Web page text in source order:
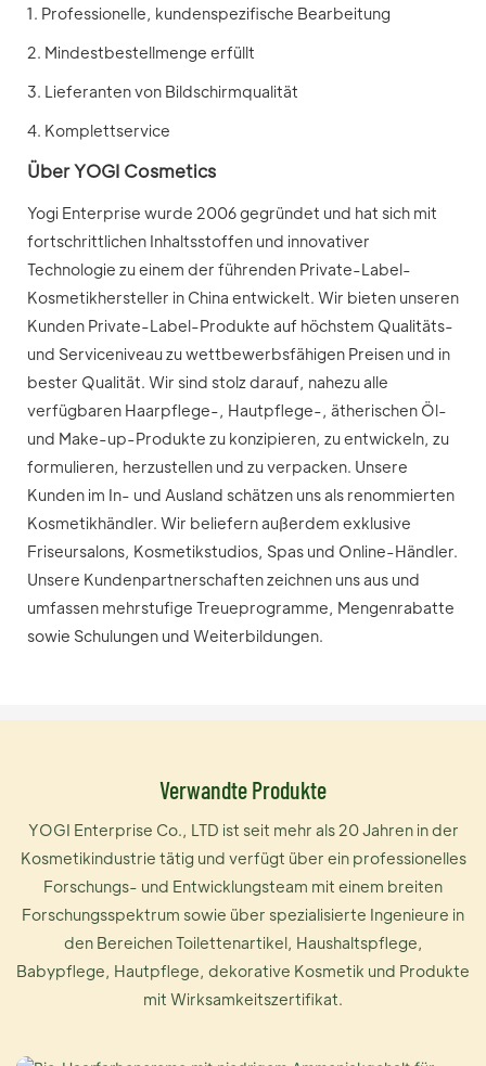
1. Professionelle, kundenspezifische Bearbeitung
2. Mindestbestellmenge erfüllt
3. Lieferanten von Bildschirmqualität
4. Komplettservice
Über YOGI Cosmetics
Yogi Enterprise wurde 2006 gegründet und hat sich mit
fortschrittlichen Inhaltsstoffen und innovativer
Technologie zu einem der führenden Private-Label-
Kosmetikhersteller in China entwickelt. Wir bieten unseren
Kunden Private-Label-Produkte auf höchstem Qualitäts-
und Serviceniveau zu wettbewerbsfähigen Preisen und in
bester Qualität. Wir sind stolz darauf, nahezu alle
verfügbaren Haarpflege-, Hautpflege-, ätherischen Öl-
und Make-up-Produkte zu konzipieren, zu entwickeln, zu
formulieren, herzustellen und zu verpacken. Unsere
Kunden im In- und Ausland schätzen uns als renommierten
Kosmetikhändler. Wir beliefern außerdem exklusive
Friseursalons, Kosmetikstudios, Spas und Online-Händler.
Unsere Kundenpartnerschaften zeichnen uns aus und
umfassen mehrstufige Treueprogramme, Mengenrabatte
sowie Schulungen und Weiterbildungen.
Verwandte Produkte
YOGI Enterprise Co., LTD ist seit mehr als 20 Jahren in der
Kosmetikindustrie tätig und verfügt über ein professionelles
Forschungs- und Entwicklungsteam mit einem breiten
Forschungsspektrum sowie über spezialisierte Ingenieure in
den Bereichen Toilettenartikel, Haushaltspflege,
Babypflege, Hautpflege, dekorative Kosmetik und Produkte
mit Wirksamkeitszertifikat.